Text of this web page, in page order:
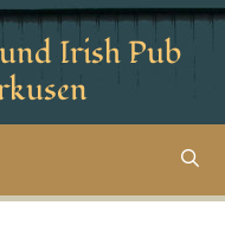
Irish Pub